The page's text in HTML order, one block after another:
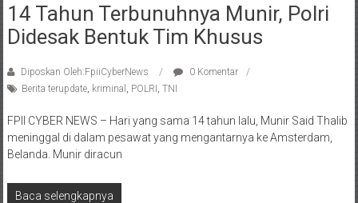
14 Tahun Terbunuhnya Munir, Polri
Didesak Bentuk Tim Khusus
Diposkan Oleh:FpiiCyberNews
0 Komentar
Berita terupdate, kriminal , POLRI , TNI
FPII CYBER NEWS – Hari yang sama 14 tahun lalu, Munir Said Thalib
meninggal di dalam pesawat yang mengantarnya ke Amsterdam,
Belanda. Munir diracun
Baca selengkapnya